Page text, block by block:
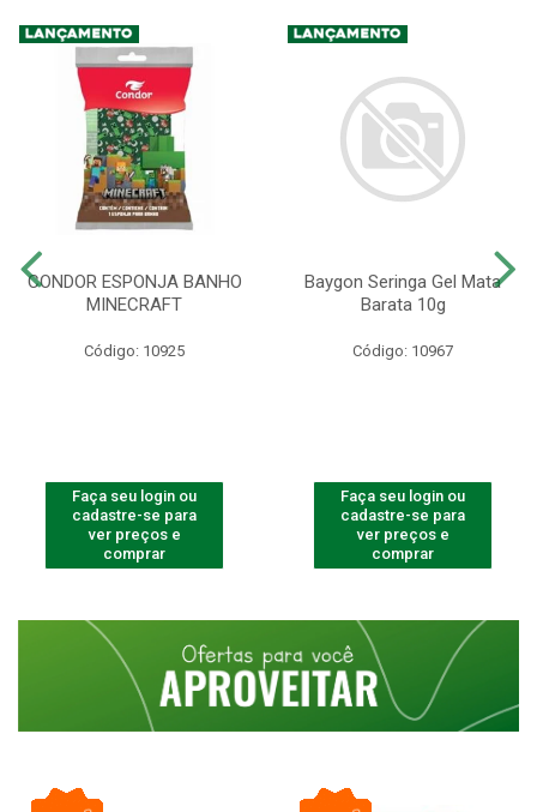
CONDOR ESPONJA BANHO
MINECRAFT
Código: 10925
Faça seu login ou
cadastre-se para
ver preços e
comprar
Baygon Seringa Gel Mata
Barata 10g
Código: 10967
Faça seu login ou
cadastre-se para
ver preços e
comprar